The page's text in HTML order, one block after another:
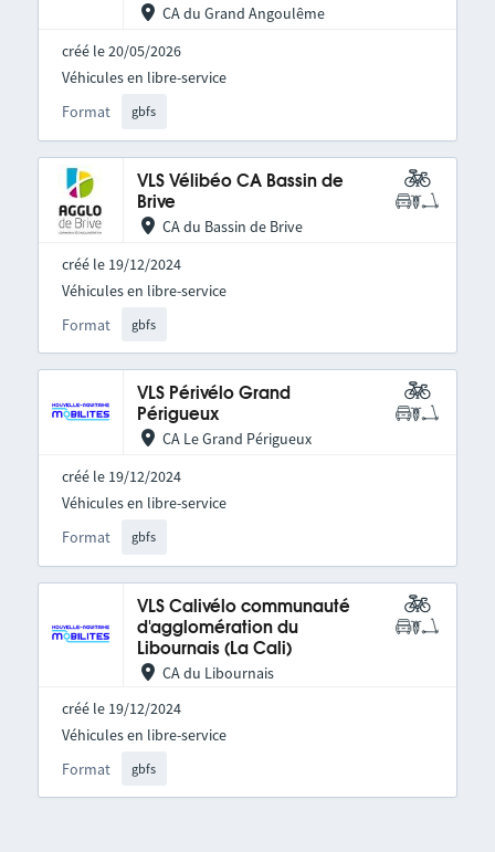
CA du Grand Angoulême
créé le 20/05/2026
Format gbfs
Véhicules en libre-service
VLS Vélibéo CA Bassin de
Brive
CA du Bassin de Brive
créé le 19/12/2024
Format gbfs
Véhicules en libre-service
VLS Périvélo Grand
Périgueux
CA Le Grand Périgueux
créé le 19/12/2024
Format gbfs
Véhicules en libre-service
VLS Calivélo communauté
d'agglomération du
Libournais (La Cali)
CA du Libournais
créé le 19/12/2024
Format gbfs
Véhicules en libre-service